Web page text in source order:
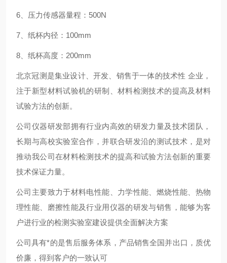
6、压力传感器量程：500N
7、纸杯内径：100mm
8、纸杯高度：200mm
北京冠测是集业设计、开发、销售于一体的技术性 企业，
注于新型材料试验机的研制、材料检测技术的提高及材料
试验方法的创新。
公司仪器研发部拥有行业内高效的研发力量及技术团队，
长期与高校实验室合作，并联合研发沿的测试技术，是对
推动我公司在材料检测技术的提高和试验方法创新的重要
技术保证力量。
公司主要致力于材料电性能、力学性能、燃烧性能、热物
理性能、磨擦性能及行业用仪器的研发与销售，能够为客
户进行业的检测实验室建设提供全面解决方案
公司具有*的是售后服务体系，产品销售全国并出口，质优
价廉，得到客户的一致认可